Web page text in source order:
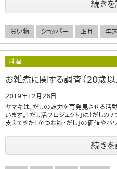
続き
買い物 ショッパー 正月 年
料理
お雑煮に関する調査（20歳
2019年12月26日
ヤマキは、だしの魅力を再発見させる活動
います。「だし活プロジェクト」は「だし
支えてきた「かつお節・だし」の価値やパ
続き